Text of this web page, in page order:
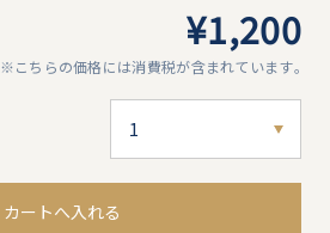
¥1,200
※こちらの価格には消費税が含まれています｡
カートへ入れる